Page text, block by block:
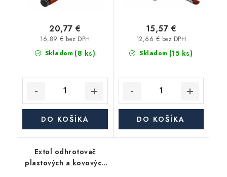
Skladom (8 ks)
16,89 € bez DPH
20,77 €
DO KOŠÍKA
Skladom (15 ks)
12,66 € bez DPH
15,57 €
DO KOŠÍKA
Extol odhrotovač
plastových a kovových